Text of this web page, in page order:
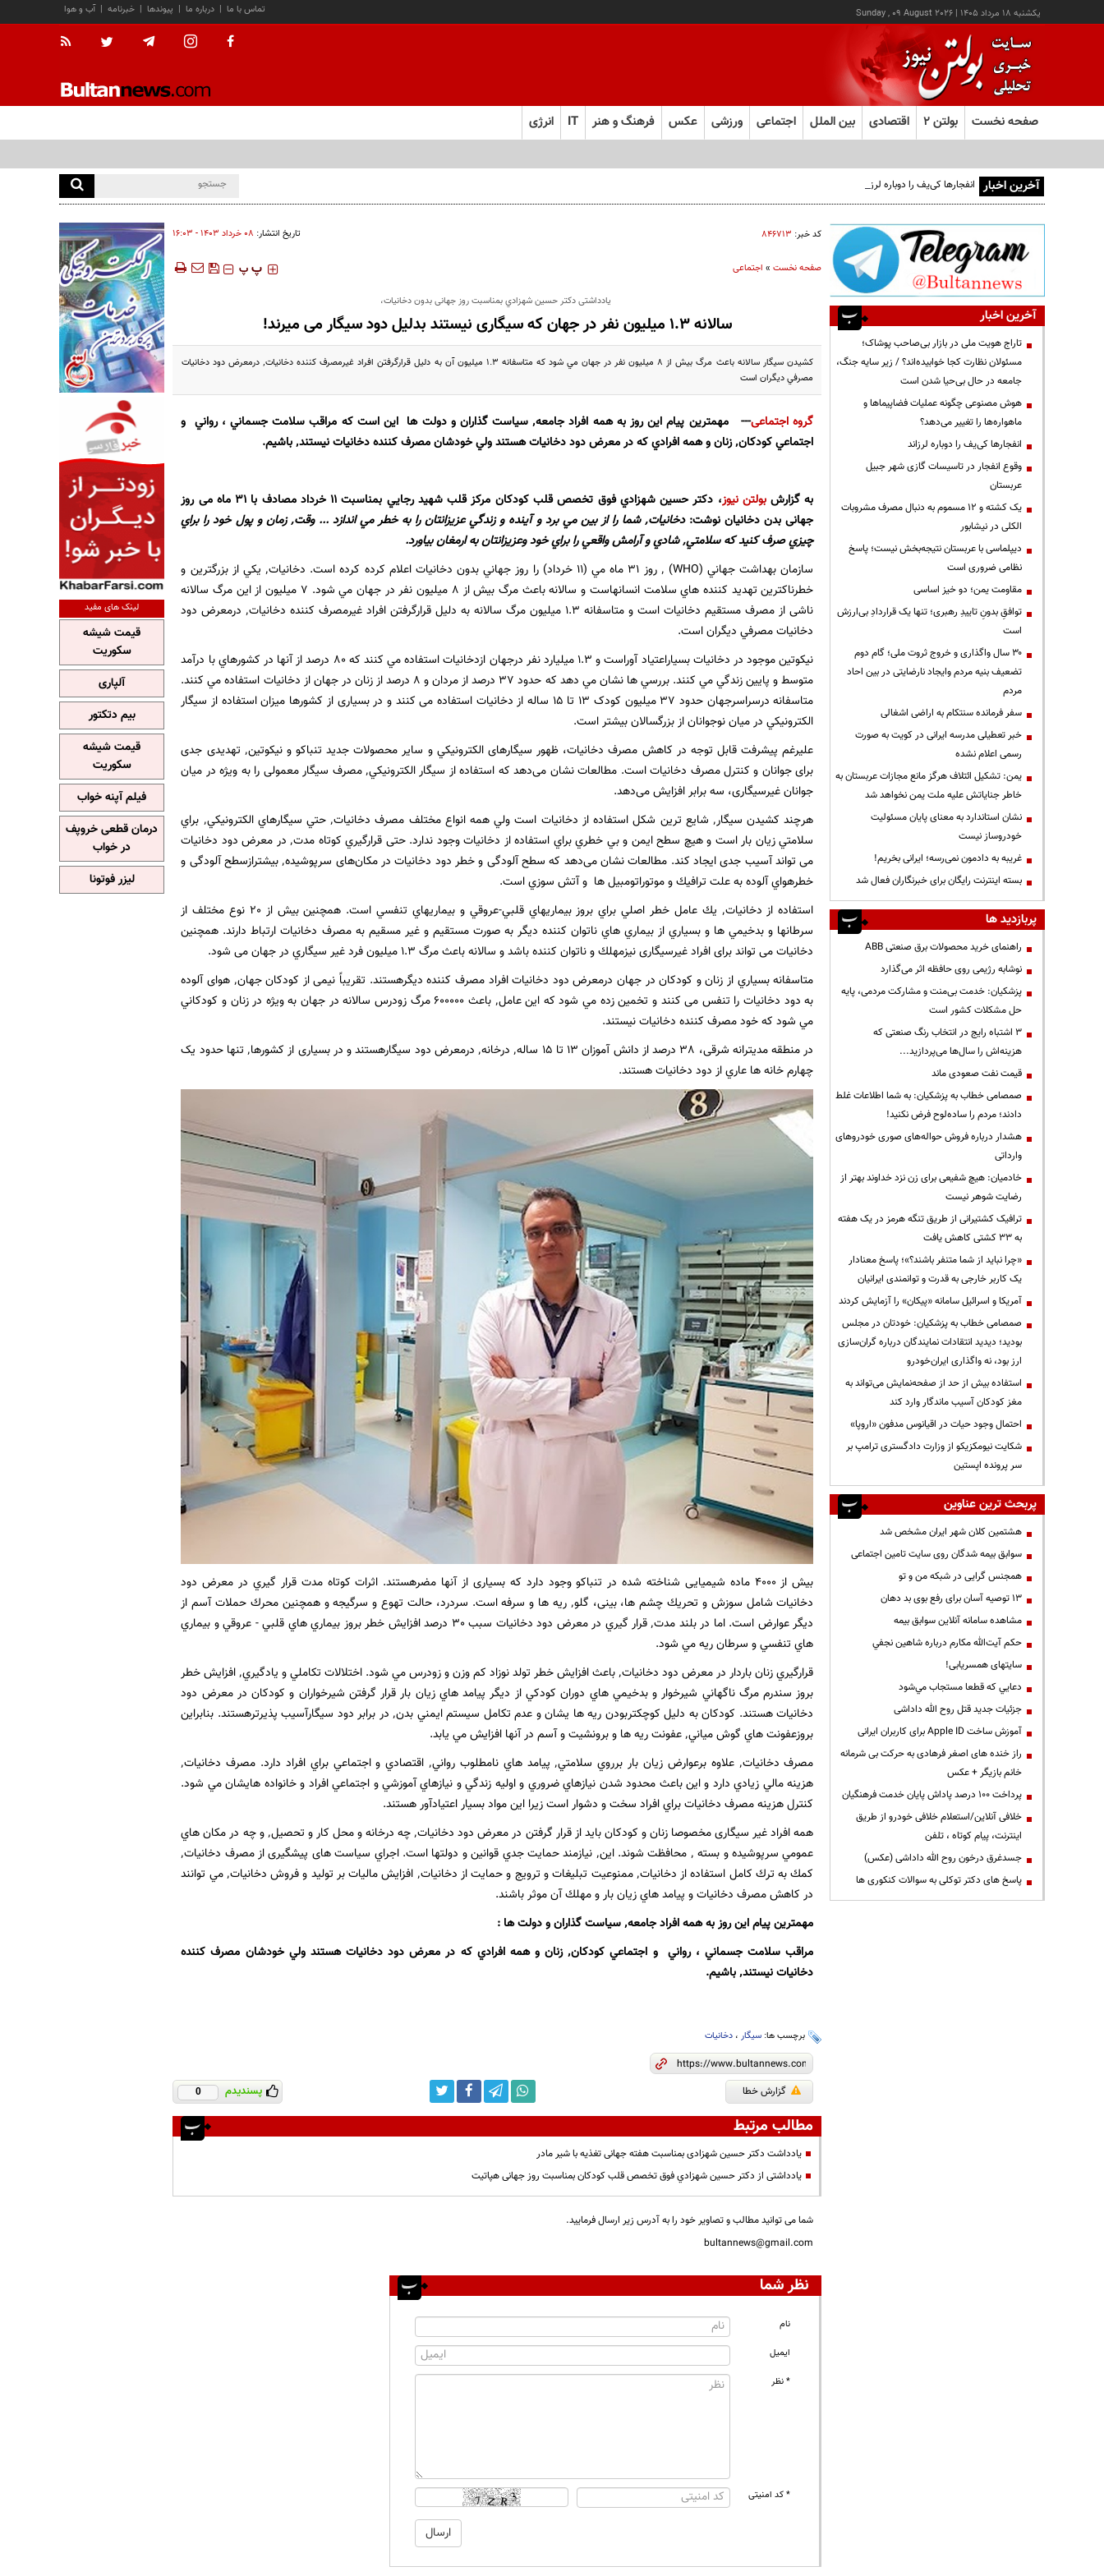
يکشنبه ۱۸ مرداد ۱۴۰۵ |
Sunday , 09 August 2026 آب و هوا | خبرنامه | پیوندها | درباره ما | تماس با ما
صفحه نخست بولتن ۲ اقتصادی بین الملل اجتماعی ورزشی عکس فرهنگ و هنر IT انرژی
آخرین اخبار انفجارها کی‌یف را دوباره لرزاند
کد خبر: ۸۴۶۷۱۳ تاریخ انتشار: ۰۸ خرداد ۱۴۰۳ - ۱۶:۰۳
صفحه نخست» اجتماعی ‍‍‍ پ پ
یادداشتی دكتر حسين شهزادي بمناسبت روز جهانی بدون دخانیات،
سالانه 1.3 میلیون نفر در جهان که سیگاری نیستند بدلیل دود سیگار می میرند!
کشیدن سیگار سالانه باعث مرگ بيش از 8 ميليون نفر در جهان مي شود که متاسفانه 1.3 ميليون آن به دلیل قرارگرفتن افراد غیرمصرف كننده دخانيات٬ درمعرض دود دخانيات
مصرفي ديگران است
گروه اجتماعی---مهمترين پيام اين روز به همه افراد جامعه٬سياست گذاران و دولت ها این است که مراقب سلامت جسماني ، رواني و
اجتماعي كودكان٬ زنان و همه افرادي كه در معرض دود دخانيات هستند ولي خودشان مصرف كننده دخانيات نيستند٬ باشيم.
به گزارشبولتن نیوز
، دكتر حسين شهزادي فوق تخصص قلب كودكان مركز قلب شهيد رجايي بمناسبت 11 خرداد مصادف با 31 ماه می روز
جهانی بدن دخانیان نوشت:
دخانيات٬ شما را از بين مي برد و آينده و زندگي عزيزانتان را به خطر مي اندازد ... وقت٬ زمان و پول خود را براي
چيزي صرف كنيد كه سلامتي٬ شادي و آرامش واقعي را براي خود وعزيزانتان به ارمغان بياورد.
سازمان بهداشت جهاني (WHO) ٬ روز 31 ماه مي (11 خرداد) را روز جهاني بدون دخانيات اعلام كرده كرده است. دخانيات٬ يكي از بزرگترين و
خطرناكترين تهديد كننده هاي سلامت انسانهاست و سالانه باعث مرگ بيش از 8 ميليون نفر در جهان مي شود. 7 ميليون از اين مرگ سالانه
ناشی از مصرف مستقیم دخانیات است و متاسفانه 1.3 ميليون مرگ سالانه به دلیل قرارگرفتن افراد غیرمصرف كننده دخانيات٬ درمعرض دود
دخانيات مصرفي ديگران است.
نيكوتين موجود در دخانيات بسياراعتياد آوراست و 1.3 ميليارد نفر درجهان ازدخانيات استفاده مي كنند كه 80 درصد از آنها در كشورهاي با درآمد
متوسط و پايين زندگي مي كنند. بررسي ها نشان مي دهد كه حدود 37 درصد از مردان و 8 درصد از زنان در جهان از دخانيات استفاده مي كنند.
متاسفانه درسراسرجهان حدود 37 میلیون کودک 13 تا 15 ساله از دخانیات استفاده می کنند و در بسیاری از کشورها میزان استفاده از سیگار
الكترونيكي در میان نوجوانان از بزرگسالان بیشتر است.
علیرغم پیشرفت قابل توجه در کاهش مصرف دخانیات، ظهور سیگارهای الكترونيكي و سایر محصولات جدید تنباکو و نیکوتین٬ تهدیدی جدی
برای جوانان و کنترل مصرف دخانیات است. مطالعات نشان می‌دهد که استفاده از سیگار الكترونيكي٬ مصرف سیگار معمولی را به ‌ویژه در میان
جوانان غیرسیگاری، سه برابر افزایش می‌دهد.
هرچند كشيدن سيگار٬ شايع ترين شكل استفاده از دخانيات است ولي همه انواع مختلف مصرف دخانيات٬ حتي سيگارهاي الكترونيكي٬ براي
سلامتي زيان بار است و هيچ سطح ايمن و بي خطري براي استفاده از دخانيات وجود ندارد. حتی قرارگيري کوتاه مدت٬ در معرض دود دخانيات
می تواند آسیب جدی ایجاد کند. مطالعات نشان می‌دهد که سطح آلودگی و خطر دود دخانيات در مکان‌های سرپوشیده٬ بيشترازسطح آلودگی و
خطرهواي آلوده به علت ترافيك و موتوراتومبيل ها و آتش سوزي است.
استفاده از دخانيات٬ يك عامل خطر اصلي براي بروز بيماريهاي قلبي-عروقي و بيماريهاي تنفسي است. همچنين بيش از 20 نوع مختلف از
سرطانها و بدخيمي ها و بسياري از بيماري هاي ناتوان كننده ديگر به صورت مستقيم و غير مسقيم به مصرف دخانيات ارتباط دارند. همچنين
دخانيات می تواند برای افراد غیرسیگاری نيزمهلك و ناتوان كننده باشد و سالانه باعث مرگ 1.3 میلیون فرد غير سيگاري در جهان می شود.
متاسفانه بسياري از زنان و كودكان در جهان درمعرض دود دخانيات افراد مصرف كننده ديگرهستند. تقریباً نیمی از کودکان جهان٬ هوای آلوده
به دود دخانيات را تنفس می کنند و تخمين زده مي شود كه اين عامل٬ باعث 600000 مرگ زودرس سالانه در جهان به ويژه در زنان و كودكاني
مي شود كه خود مصرف كننده دخانيات نيستند.
در منطقه مدیترانه شرقی، 38 درصد از دانش آموزان 13 تا 15 ساله٬ درخانه٬ درمعرض دود سیگارهستند و در بسیاری از کشورها٬ تنها حدود یک
چهارم خانه ها عاري از دود دخانيات هستند.
بیش از 4000 ماده شیمیایی شناخته شده در تنباکو وجود دارد که بسیاری از آنها مضرهستند. اثرات كوتاه مدت قرار گيري در معرض دود
دخانيات شامل سوزش و تحريك چشم ها، بینی، گلو٬ ریه ها و سرفه است. سردرد، حالت تهوع و سرگیجه و همچنین محرك حملات آسم از
ديگر عوارض است. اما در بلند مدت٬ قرار گيري در معرض دود دخانيات سبب 30 درصد افزايش خطر بروز بيماري هاي قلبي - عروقي و بيماري
هاي تنفسي و سرطان ريه مي شود.
قرارگيري زنان باردار در معرض دود دخانيات٬ باعث افزايش خطر تولد نوزاد كم وزن و زودرس مي شود. اختلالات تكاملي و يادگيري٬ افزايش خطر
بروز سندرم مرگ ناگهاني شيرخوار و بدخيمي هاي دوران كودكي از ديگر پيامد هاي زيان بار قرار گرفتن شيرخواران و كودكان در معرض دود
دخانيات هستند. کودکان به دلیل کوچکتربودن ریه ها یشان و عدم تكامل سيستم ايمني بدن٬ در برابر دود سیگارآسیب پذیرترهستند. بنابراين
بروزعفونت هاي گوش مياني٬ عفونت ريه ها و برونشيت و آسم در آنها افزايش مي يابد.
مصرف دخانيات٬ علاوه برعوارض زيان بار برروي سلامتي٬ پيامد هاي نامطلوب رواني٬ اقتصادي و اجتماعي براي افراد دارد. مصرف دخانيات٬
هزينه مالي زيادي دارد و اين باعث محدود شدن نيازهاي ضروري و اوليه زندگي و نيازهاي آموزشي و اجتماعي افراد و خانواده هايشان مي شود.
كنترل هزينه مصرف دخانيات براي افراد سخت و دشوار است زيرا اين مواد بسيار اعتيادآور هستند.
همه افراد غیر سیگاری مخصوصا زنان و كودكان باید از قرار گرفتن در معرض دود دخانيات٬ چه درخانه و محل كار و تحصيل٬ و چه در مكان هاي
عمومي سرپوشيده و بسته ٬ محافظت شوند. اين٬ نيازمند حمايت جدي قوانين و دولتها است. اجراي سیاست های پیشگیری از مصرف دخانيات٬
كمك به ترك كامل استفاده از دخانيات٬ ممنوعیت تبلیغات و ترویج و حمایت از دخانیات٬ افزایش مالیات بر توليد و فروش دخانیات٬ مي توانند
در كاهش مصرف دخانيات و پيامد هاي زيان بار و مهلك آن موثر باشند.
مهمترين پيام اين روز به همه افراد جامعه٬سياست گذاران و دولت ها :
مراقب سلامت جسماني ، رواني و اجتماعي كودكان٬ زنان و همه افرادي كه در معرض دود دخانيات هستند ولي خودشان مصرف كننده
دخانيات نيستند٬ باشيم.
برچسب ها: سیگار، دخانیات
گزارش خطا پسندیدم 0
مطالب مرتبط
یادداشت دکتر حسین شهزادی بمناسبت هفته جهانی تغذیه با شیر مادر
یادداشتی از دكتر حسين شهزادي فوق تخصص قلب كودكان بمناسبت روز جهانی هپاتیت
شما می توانید مطالب و تصاویر خود را به آدرس زیر ارسال فرمایید.
bultannews@gmail.com
نظر شما
نام
ایمیل
* نظر
* کد امنیتی
آخرین اخبار
تاراج هویت ملی در بازار بی‌صاحب پوشاک؛
مسئولان نظارت کجا خوابیده‌اند؟ / زیر سایه جنگ،
جامعه در حال بی‌حیا شدن است
هوش مصنوعی چگونه عملیات فضاپیماها و
ماهواره‌ها را تغییر می‌دهد؟
انفجارها کی‌یف را دوباره لرزاند
وقوع انفجار در تاسیسات گازی شهر جبیل
عربستان
یک کشته و ۱۲ مسموم به دنبال مصرف مشروبات
الکلی در نیشابور
دیپلماسی با عربستان نتیجه‌بخش نیست؛ پاسخ
نظامی ضروری است
مقاومت یمن؛ دو خیز اساسی
توافقِ بدونِ تاییدِ رهبری؛ تنها یک قراردادِ بی‌ارزش
است
۳۰ سال واگذاری و خروج ثروت ملی؛ گام دوم
تضعیف بنیه مردم وایجاد نارضایتی در بین احاد
مردم
سفر فرمانده سنتکام به اراضی اشغالی
خبر تعطیلی مدرسه ایرانی در کویت به صورت
رسمی اعلام نشده
یمن: تشکیل ائتلاف هرگز مانع مجازات عربستان به
خاطر جنایاتش علیه ملت یمن نخواهد شد
نشان استاندارد به معنای پایان مسئولیت
خودروساز نیست
غریبه به دادمون نمی‌رسه؛ ایرانی بخریم!
بسته اینترنت رایگان برای خبرنگاران فعال شد
پربازدید ها
راهنمای خرید محصولات برق صنعتی ABB
نوشابه رژیمی روی حافظه اثر می‌گذارد
پزشکیان: خدمت بی‌منت و مشارکت مردمی، پایه
حل مشکلات کشور است
3 اشتباه رایج در انتخاب رنگ صنعتی که
هزینه‌اش را سال‌ها می‌پردازید...
قیمت نفت صعودی ماند
صمصامی خطاب به پزشکیان: به شما اطلاعات غلط
دادند؛ مردم را ساده‌لوح فرض نکنید!
هشدار درباره فروش حواله‌های صوری خودروهای
وارداتی
خادمیان: هیچ شفیعی برای زن نزد خداوند بهتر از
رضایت شوهر نیست
ترافیک کشتیرانی از طریق تنگه هرمز در یک هفته
به ۳۳ کشتی کاهش یافت
«چرا نباید از شما متنفر باشند؟»؛ پاسخ معنادار
یک کاربر خارجی به قدرت و توانمندی ایرانیان
آمریکا و اسرائیل سامانه «پیکان» را آزمایش کردند
صمصامی خطاب به پزشکیان: خودتان در مجلس
بودید؛ دیدید انتقادات نمایندگان درباره گران‌سازی
ارز بود، نه واگذاری ایران‌خودرو
استفاده بیش از حد از صفحه‌نمایش می‌تواند به
مغز کودکان آسیب ماندگار وارد کند
احتمال وجود حیات در اقیانوس مدفون «اروپا»
شکایت نیومکزیکو از وزارت دادگستری ترامپ بر
سر پرونده اپستین
پربحث ترین عناوین
هشتمین کلان شهر ایران مشخص شد
سوابق بیمه شدگان روی سایت تامین اجتماعی
همجنس گرایی در شبکه من و تو
13 توصیه آسان برای رفع بوی بد دهان
مشاهده سامانه آنلاين سوابق بیمه
حكم آيت‌الله مكارم درباره شاهين نجفي
سایتهای همسریابی!
دعايي كه قطعا مستجاب مي‌شود
جزئیات جدید قتل روح الله داداشی
آموزش ساخت Apple ID برای کاربران ایرانی
راز خنده های اصغر فرهادی به حرکت بی شرمانه
خانم بازیگر + عکس
پرداخت ۱۰۰ درصد پاداش پایان خدمت فرهنگیان
خلافی آنلاین/استعلام خلافی خودرو از طریق
اینترنت، پیام کوتاه ، تلفن
جسدغرق درخون روح الله داداشی (عکس)
پاسخ های دکتر توکلی به سوالات کنکوری ها
لینک های مفید
قیمت شیشه
سکوریت
آلپاری
بیم دتکتور
قیمت شیشه
سکوریت
فیلم آپنه خواب
درمان قطعی خروپف
در خواب
لیزر فوتونا